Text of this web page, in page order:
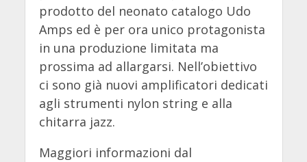
prodotto del neonato catalogo Udo
Amps ed è per ora unico protagonista
in una produzione limitata ma
prossima ad allargarsi. Nell’obiettivo
ci sono già nuovi amplificatori dedicati
agli strumenti nylon string e alla
chitarra jazz.
Maggiori informazioni dal